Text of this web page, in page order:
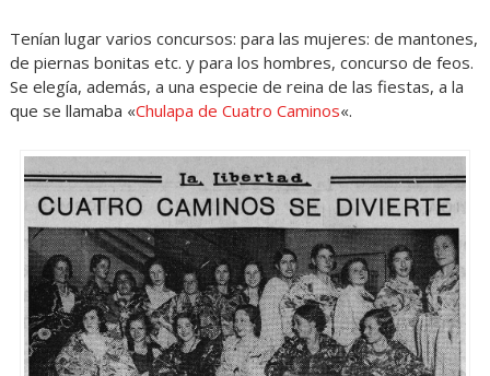
Tenían lugar varios concursos: para las mujeres: de mantones,
de piernas bonitas etc. y para los hombres, concurso de feos.
Se elegía, además, a una especie de reina de las fiestas, a la
que se llamaba «Chulapa de Cuatro Caminos«.